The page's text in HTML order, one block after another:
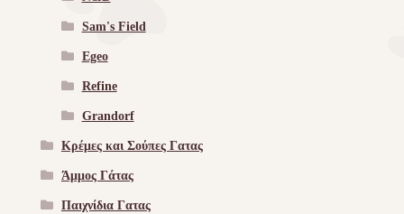
Sam's Field
Egeo
Refine
Grandorf
Κρέμες και Σούπες Γατας
Άμμος Γάτας
Παιχνίδια Γατας